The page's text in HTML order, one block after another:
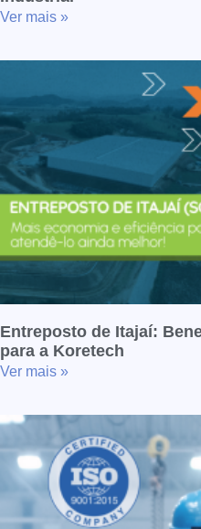
Ver mais »
Entreposto de Itajaí:
para a Koretech
Ver mais »